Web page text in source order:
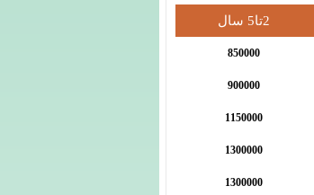
2تا5 سال
850000
900000
1150000
1300000
1300000